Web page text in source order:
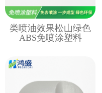
类喷油效果松山绿色
ABS免喷涂塑料